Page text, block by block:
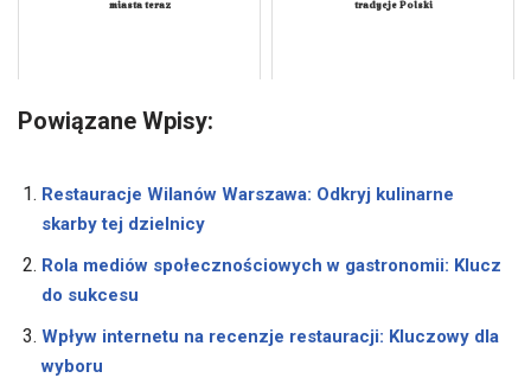
miasta teraz
tradycje Polski
Powiązane Wpisy:
Restauracje Wilanów Warszawa: Odkryj kulinarne
skarby tej dzielnicy
Rola mediów społecznościowych w gastronomii: Klucz
do sukcesu
Wpływ internetu na recenzje restauracji: Kluczowy dla
wyboru